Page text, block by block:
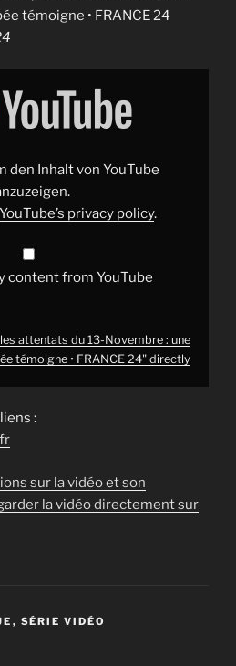
témoigne • FRANCE 24
den Inhalt von YouTube
YouTube’s privacy policy.
content from YouTube
attentats du 13-Novembre : une
témoigne • FRANCE 24" directly
:
sur la vidéo et son
la vidéo directement sur
, SÉRIE VIDÉO